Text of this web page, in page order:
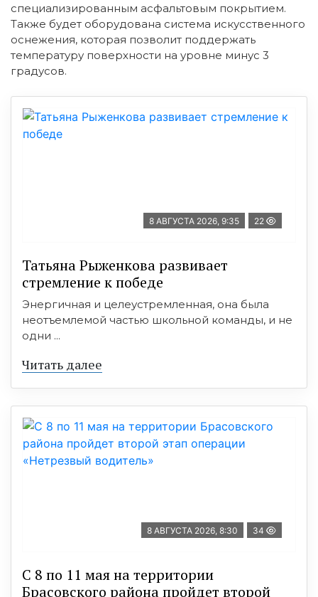
специализированным асфальтовым покрытием.
Также будет оборудована система искусственного
оснежения, которая позволит поддержать
температуру поверхности на уровне минус 3
градусов.
8 АВГУСТА 2026, 9:35 22
Татьяна Рыженкова развивает
стремление к победе
Энергичная и целеустремленная, она была
неотъемлемой частью школьной команды, и не
одни ...
Читать далее
8 АВГУСТА 2026, 8:30 34
С 8 по 11 мая на территории
Брасовского района пройдет второй